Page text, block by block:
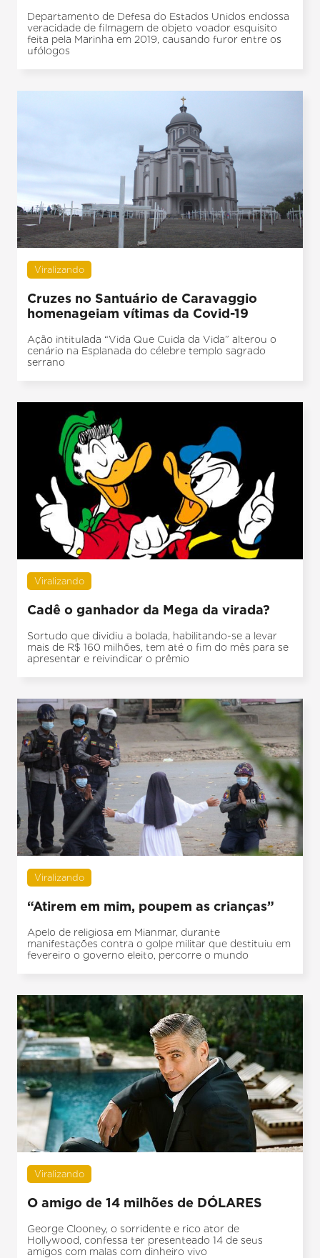
Departamento de Defesa do Estados Unidos endossa
veracidade de filmagem de objeto voador esquisito
feita pela Marinha em 2019, causando furor entre os
ufólogos
Viralizando
Cruzes no Santuário de Caravaggio
homenageiam vítimas da Covid-19
Ação intitulada “Vida Que Cuida da Vida” alterou o
cenário na Esplanada do célebre templo sagrado
serrano
Viralizando
Cadê o ganhador da Mega da virada?
Sortudo que dividiu a bolada, habilitando-se a levar
mais de R$ 160 milhões, tem até o fim do mês para se
apresentar e reivindicar o prêmio
Viralizando
“Atirem em mim, poupem as crianças”
Apelo de religiosa em Mianmar, durante
manifestações contra o golpe militar que destituiu em
fevereiro o governo eleito, percorre o mundo
Viralizando
O amigo de 14 milhões de DÓLARES
George Clooney, o sorridente e rico ator de
Hollywood, confessa ter presenteado 14 de seus
amigos com malas com dinheiro vivo